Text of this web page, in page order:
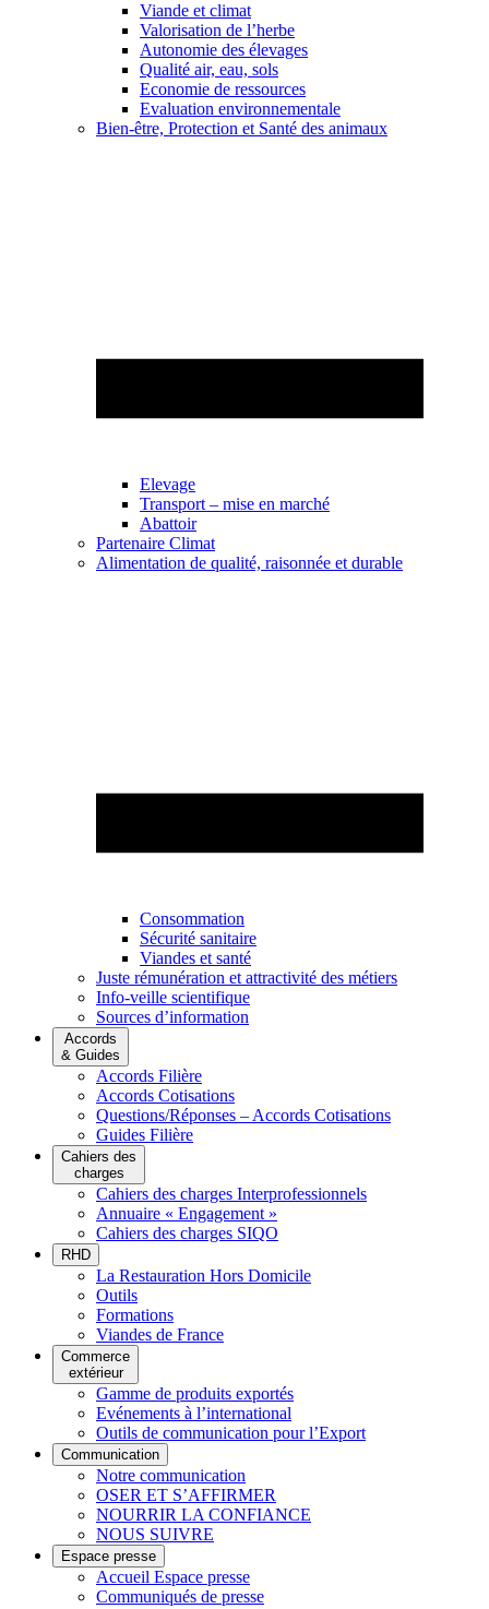
Viande et climat
Valorisation de l’herbe
Autonomie des élevages
Qualité air, eau, sols
Economie de ressources
Evaluation environnementale
Bien-être, Protection et Santé des animaux
Elevage
Transport – mise en marché
Abattoir
Partenaire Climat
Alimentation de qualité, raisonnée et durable
Consommation
Sécurité sanitaire
Viandes et santé
Juste rémunération et attractivité des métiers
Info-veille scientifique
Sources d’information
Accords
& Guides
Accords Filière
Accords Cotisations
Questions/Réponses – Accords Cotisations
Guides Filière
Cahiers des
charges
Cahiers des charges Interprofessionnels
Annuaire « Engagement »
Cahiers des charges SIQO
RHD
La Restauration Hors Domicile
Outils
Formations
Viandes de France
Commerce
extérieur
Gamme de produits exportés
Evénements à l’international
Outils de communication pour l’Export
Communication
Notre communication
OSER ET S’AFFIRMER
NOURRIR LA CONFIANCE
NOUS SUIVRE
Espace presse
Accueil Espace presse
Communiqués de presse